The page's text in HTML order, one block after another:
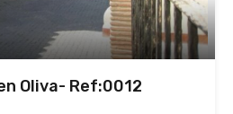
Oliva- Ref:0012